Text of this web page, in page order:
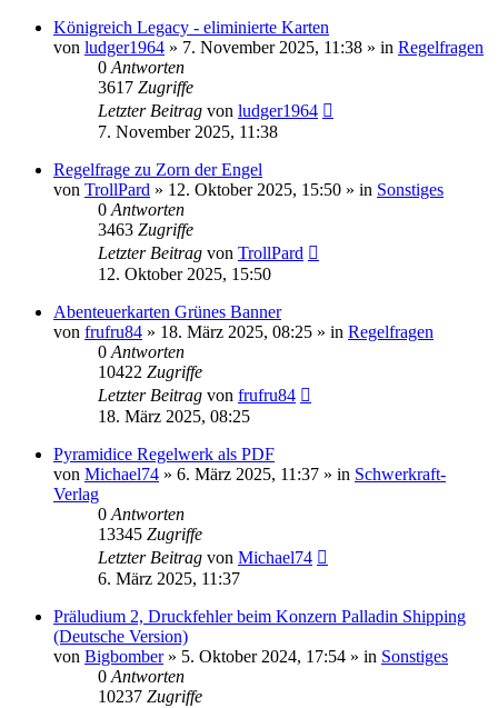
Königreich Legacy - eliminierte Karten
von ludger1964 » 7. November 2025, 11:38 » in Regelfragen
0 Antworten
3617 Zugriffe
Letzter Beitrag von ludger1964
7. November 2025, 11:38
Regelfrage zu Zorn der Engel
von TrollPard » 12. Oktober 2025, 15:50 » in Sonstiges
0 Antworten
3463 Zugriffe
Letzter Beitrag von TrollPard
12. Oktober 2025, 15:50
Abenteuerkarten Grünes Banner
von frufru84 » 18. März 2025, 08:25 » in Regelfragen
0 Antworten
10422 Zugriffe
Letzter Beitrag von frufru84
18. März 2025, 08:25
Pyramidice Regelwerk als PDF
von Michael74 » 6. März 2025, 11:37 » in Schwerkraft-
Verlag
0 Antworten
13345 Zugriffe
Letzter Beitrag von Michael74
6. März 2025, 11:37
Präludium 2, Druckfehler beim Konzern Palladin Shipping
(Deutsche Version)
von Bigbomber» 5. Oktober 2024, 17:54 » in Sonstiges
0 Antworten
10237 Zugriffe